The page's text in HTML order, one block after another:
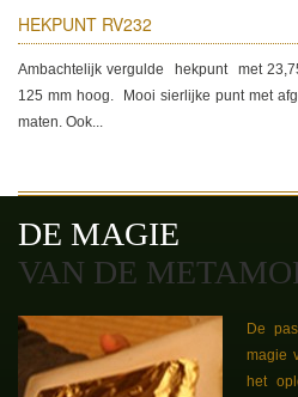
HEKPUNT RV232
Ambachtelijk vergulde hekpunt met
125 mm hoog. Mooi sierlijke punt met
maten. Ook...
DE MAGIE
VAN DE
De
magie
het